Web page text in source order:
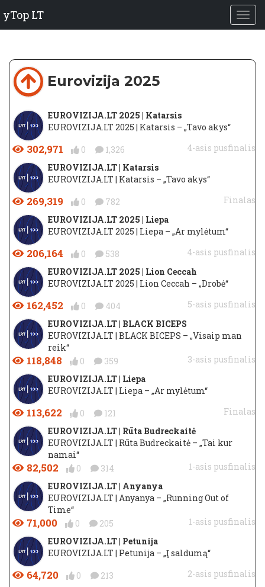
yTop LT
Eurovizija 2025
EUROVIZIJA.LT 2025 | Katarsis
EUROVIZIJA.LT 2025 | Katarsis – „Tavo akys“
302,971 0 1,326
4-asis pusfinalis
EUROVIZIJA.LT | Katarsis
EUROVIZIJA.LT | Katarsis – „Tavo akys“
269,319 0 782
Finalas
EUROVIZIJA.LT 2025 | Liepa
EUROVIZIJA.LT 2025 | Liepa – „Ar mylėtum“
206,164 0 538
4-asis pusfinalis
EUROVIZIJA.LT 2025 | Lion Ceccah
EUROVIZIJA.LT 2025 | Lion Ceccah – „Drobė“
162,452 0 404
5-asis pusfinalis
EUROVIZIJA.LT | BLACK BICEPS
EUROVIZIJA.LT | BLACK BICEPS – „Visaip man
reik“
118,848 0 359
3-asis pusfinalis
EUROVIZIJA.LT | Liepa
EUROVIZIJA.LT | Liepa – „Ar mylėtum“
113,622 0 121
Finalas
EUROVIZIJA.LT | Rūta Budreckaitė
EUROVIZIJA.LT | Rūta Budreckaitė – „Tai kur
namai“
82,502 0 314
1-asis pusfinalis
EUROVIZIJA.LT | Anyanya
EUROVIZIJA.LT | Anyanya – „Running Out of
Time“
71,000 0 205
1-asis pusfinalis
EUROVIZIJA.LT | Petunija
EUROVIZIJA.LT | Petunija – „Į saldumą“
64,720 0 213
2-asis pusfinalis